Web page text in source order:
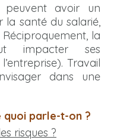
peuvent avoir un
santé du salarié,
la
impacter ses
Travail
dans une
quoi parle-t-on ?
risques ?